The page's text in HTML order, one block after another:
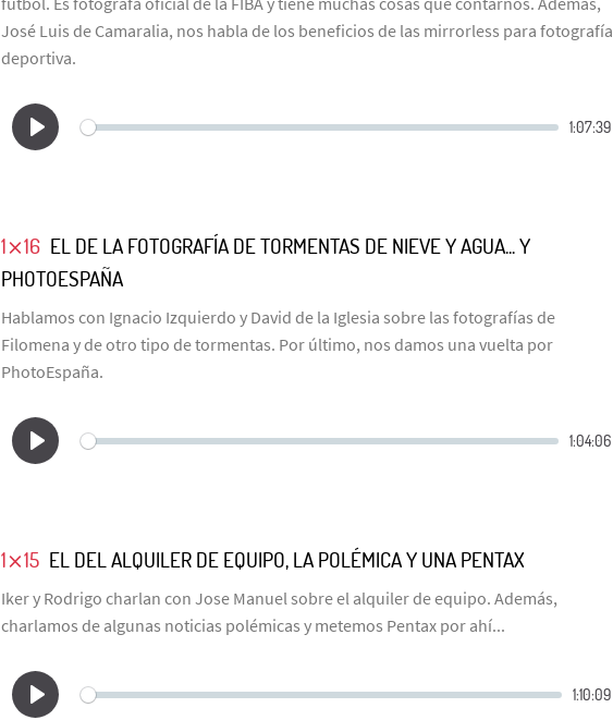
José Luis de Camaralia, nos habla de los beneficios de las mirrorless para fotografía
deportiva.
1⨯16 EL DE LA FOTOGRAFÍA DE TORMENTAS DE NIEVE Y AGUA... Y
PHOTOESPAÑA
Hablamos con Ignacio Izquierdo y David de la Iglesia sobre las fotografías de
Filomena y de otro tipo de tormentas. Por último, nos damos una vuelta por
PhotoEspaña.
1⨯15 EL DEL ALQUILER DE EQUIPO, LA POLÉMICA Y UNA PENTAX
Iker y Rodrigo charlan con Jose Manuel sobre el alquiler de equipo. Además,
charlamos de algunas noticias polémicas y metemos Pentax por ahí...